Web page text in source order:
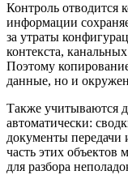
Контроль отводится
информации
за утраты
контекста,
Поэтому
данные, но и
Также учитываются
автоматически:
документы
часть этих объектов
для разбора